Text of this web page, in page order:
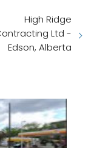
High Ridge
Ltd -
Edson, Alberta